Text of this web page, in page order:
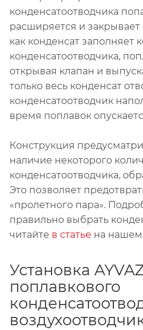
конденсатоотводчика
расширяется и закрывает
как конденсат заполняет
конденсатоотводчика,
открывая клапан и
только весь конденсат
конденсатоотводчик
время поплавок
Конструкция
наличие некоторого
конденсатоотводчика,
Это позволяет
«пролетного пара».
правильно выбрать
читайте в статье на нашем
Установка
поплавкового